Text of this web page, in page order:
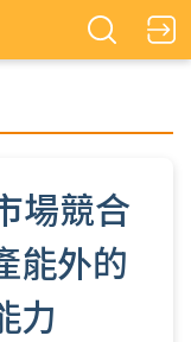
場競合
能外的
力